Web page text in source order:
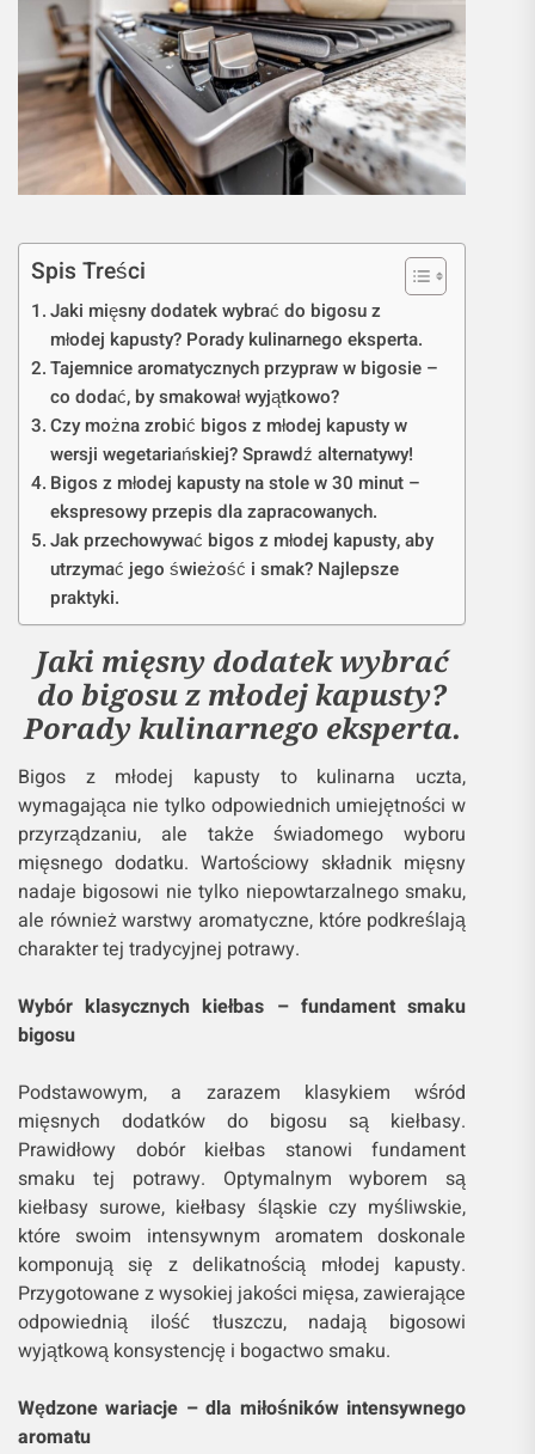
Spis Treści
Jaki mięsny dodatek wybrać do bigosu z
młodej kapusty? Porady kulinarnego eksperta.
Tajemnice aromatycznych przypraw w bigosie –
co dodać, by smakował wyjątkowo?
Czy można zrobić bigos z młodej kapusty w
wersji wegetariańskiej? Sprawdź alternatywy!
Bigos z młodej kapusty na stole w 30 minut –
ekspresowy przepis dla zapracowanych.
Jak przechowywać bigos z młodej kapusty, aby
utrzymać jego świeżość i smak? Najlepsze
praktyki.
Jaki mięsny dodatek wybrać
do bigosu z młodej kapusty?
Porady kulinarnego eksperta.
Bigos z młodej kapusty to kulinarna uczta,
wymagająca nie tylko odpowiednich umiejętności w
przyrządzaniu, ale także świadomego wyboru
mięsnego dodatku. Wartościowy składnik mięsny
nadaje bigosowi nie tylko niepowtarzalnego smaku,
ale również warstwy aromatyczne, które podkreślają
charakter tej tradycyjnej potrawy.
Wybór klasycznych kiełbas – fundament smaku
bigosu
Podstawowym, a zarazem klasykiem wśród
mięsnych dodatków do bigosu są kiełbasy.
Prawidłowy dobór kiełbas stanowi fundament
smaku tej potrawy. Optymalnym wyborem są
kiełbasy surowe, kiełbasy śląskie czy myśliwskie,
które swoim intensywnym aromatem doskonale
komponują się z delikatnością młodej kapusty.
Przygotowane z wysokiej jakości mięsa, zawierające
odpowiednią ilość tłuszczu, nadają bigosowi
wyjątkową konsystencję i bogactwo smaku.
Wędzone wariacje – dla miłośników intensywnego
aromatu